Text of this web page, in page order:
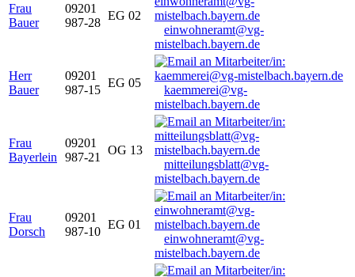
Frau
Bauer
09201
987-28
EG 02
einwohneramt@vg-
mistelbach.bayern.de
Herr
Bauer
09201
987-15
EG 05
kaemmerei@vg-
mistelbach.bayern.de
Frau
Bayerlein
09201
987-21
OG 13
mitteilungsblatt@vg-
mistelbach.bayern.de
Frau
Dorsch
09201
987-10
EG 01
einwohneramt@vg-
mistelbach.bayern.de